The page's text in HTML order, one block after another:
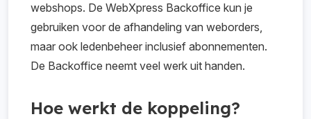
webshops. De WebXpress Backoffice kun je
gebruiken voor de afhandeling van weborders,
maar ook ledenbeheer inclusief abonnementen.
De Backoffice neemt veel werk uit handen.
Hoe werkt de koppeling?